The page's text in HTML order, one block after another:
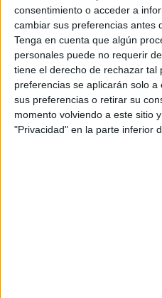
consentimiento o acceder a
cambiar sus preferencias antes
Tenga en cuenta que algún
personales puede no requerir
tiene el derecho de rechazar tal
preferencias se aplicarán solo
sus preferencias o retirar su
momento volviendo a este sitio
"Privacidad" en la parte inferior
Soy estudiante de:*
Términos y
Aceptolos Términos y